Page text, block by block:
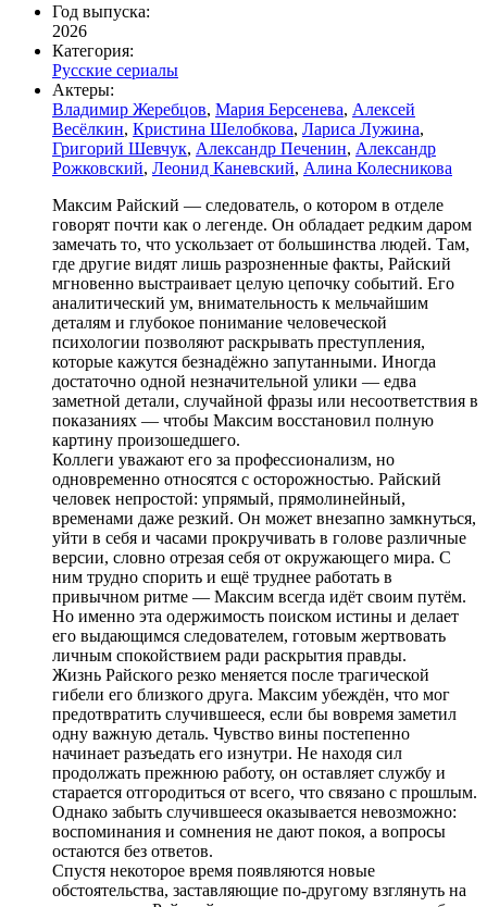
Год выпуска:
2026
Категория:
Русские сериалы
Актеры:
Владимир Жеребцов, Мария Берсенева, Алексей
Весёлкин, Кристина Шелобкова, Лариса Лужина,
Григорий Шевчук, Александр Печенин, Александр
Рожковский, Леонид Каневский, Алина Колесникова
Максим Райский — следователь, о котором в отделе
говорят почти как о легенде. Он обладает редким даром
замечать то, что ускользает от большинства людей. Там,
где другие видят лишь разрозненные факты, Райский
мгновенно выстраивает целую цепочку событий. Его
аналитический ум, внимательность к мельчайшим
деталям и глубокое понимание человеческой
психологии позволяют раскрывать преступления,
которые кажутся безнадёжно запутанными. Иногда
достаточно одной незначительной улики — едва
заметной детали, случайной фразы или несоответствия в
показаниях — чтобы Максим восстановил полную
картину произошедшего.
Коллеги уважают его за профессионализм, но
одновременно относятся с осторожностью. Райский
человек непростой: упрямый, прямолинейный,
временами даже резкий. Он может внезапно замкнуться,
уйти в себя и часами прокручивать в голове различные
версии, словно отрезая себя от окружающего мира. С
ним трудно спорить и ещё труднее работать в
привычном ритме — Максим всегда идёт своим путём.
Но именно эта одержимость поиском истины и делает
его выдающимся следователем, готовым жертвовать
личным спокойствием ради раскрытия правды.
Жизнь Райского резко меняется после трагической
гибели его близкого друга. Максим убеждён, что мог
предотвратить случившееся, если бы вовремя заметил
одну важную деталь. Чувство вины постепенно
начинает разъедать его изнутри. Не находя сил
продолжать прежнюю работу, он оставляет службу и
старается отгородиться от всего, что связано с прошлым.
Однако забыть случившееся оказывается невозможно:
воспоминания и сомнения не дают покоя, а вопросы
остаются без ответов.
Спустя некоторое время появляются новые
обстоятельства, заставляющие по-другому взглянуть на